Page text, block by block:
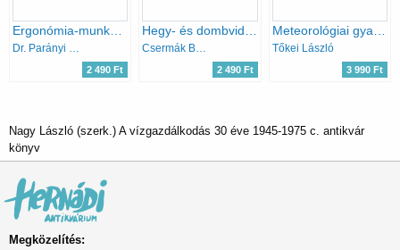
2 490 Ft 2 490 Ft
Tőkei László
3 990 Ft
Nagy László (szerk.) A vízgazdálkodás 30 éve 1945-1975 c. antikvár
könyv
Megközelítés: